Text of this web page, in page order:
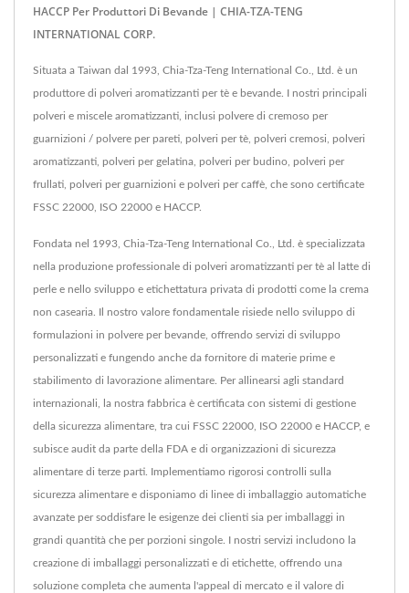
HACCP Per Produttori Di Bevande | CHIA-TZA-TENG
INTERNATIONAL CORP.
Situata a Taiwan dal 1993, Chia-Tza-Teng International Co., Ltd. è un
produttore di polveri aromatizzanti per tè e bevande. I nostri principali
polveri e miscele aromatizzanti, inclusi polvere di cremoso per
guarnizioni / polvere per pareti, polveri per tè, polveri cremosi, polveri
aromatizzanti, polveri per gelatina, polveri per budino, polveri per
frullati, polveri per guarnizioni e polveri per caffè, che sono certificate
FSSC 22000, ISO 22000 e HACCP.
Fondata nel 1993, Chia-Tza-Teng International Co., Ltd. è specializzata
nella produzione professionale di polveri aromatizzanti per tè al latte di
perle e nello sviluppo e etichettatura privata di prodotti come la crema
non casearia. Il nostro valore fondamentale risiede nello sviluppo di
formulazioni in polvere per bevande, offrendo servizi di sviluppo
personalizzati e fungendo anche da fornitore di materie prime e
stabilimento di lavorazione alimentare. Per allinearsi agli standard
internazionali, la nostra fabbrica è certificata con sistemi di gestione
della sicurezza alimentare, tra cui FSSC 22000, ISO 22000 e HACCP, e
subisce audit da parte della FDA e di organizzazioni di sicurezza
alimentare di terze parti. Implementiamo rigorosi controlli sulla
sicurezza alimentare e disponiamo di linee di imballaggio automatiche
avanzate per soddisfare le esigenze dei clienti sia per imballaggi in
grandi quantità che per porzioni singole. I nostri servizi includono la
creazione di imballaggi personalizzati e di etichette, offrendo una
soluzione completa che aumenta l'appeal di mercato e il valore di